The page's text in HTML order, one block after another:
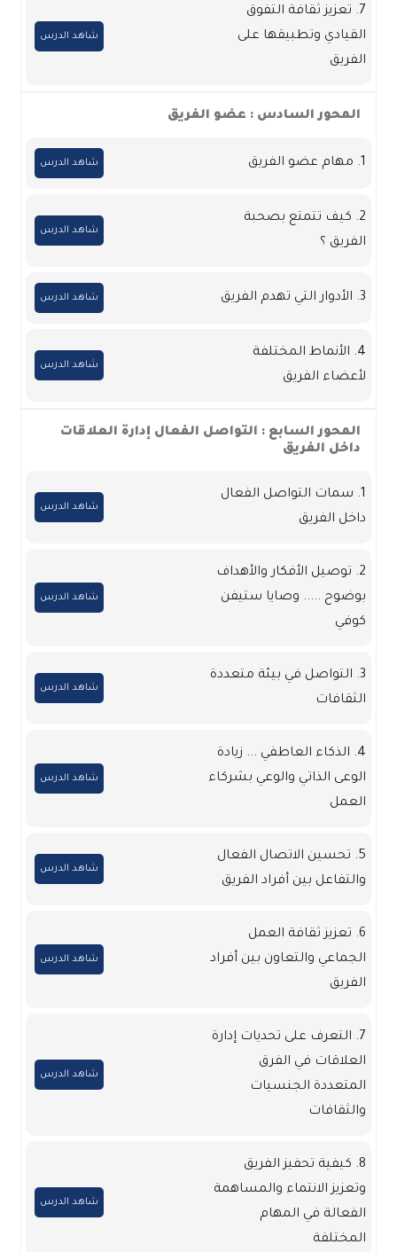
7. تعزيز ثقافة التفوق
القيادي وتطبيقها على
الفريق
شاهد الدرس
المحور السادس : عضو الفريق
شاهد الدرس
2. كيف تتمتع بصحبة
الفريق ؟
شاهد الدرس
شاهد الدرس
4. الأنماط المختلفة
لأعضاء الفريق
شاهد الدرس
المحور السابع : التواصل الفعال إدارة العلاقات
داخل الفريق
1. سمات التواصل الفعال
داخل الفريق
شاهد الدرس
2. توصيل الأفكار والأهداف
بوضوح ..... وصايا ستيفن
كوفي
شاهد الدرس
3. التواصل في بيئة متعددة
الثقافات
شاهد الدرس
4. الذكاء العاطفي ... زيادة
الوعى الذاتي والوعي بشركاء
العمل
شاهد الدرس
5. تحسين الاتصال الفعال
والتفاعل بين أفراد الفريق
شاهد الدرس
6. تعزيز ثقافة العمل
الجماعي والتعاون بين أفراد
الفريق
شاهد الدرس
7. التعرف على تحديات إدارة
العلاقات في الفرق
المتعددة الجنسيات
والثقافات
شاهد الدرس
8. كيفية تحفيز الفريق
وتعزيز الانتماء والمساهمة
الفعالة في المهام
المختلفة
شاهد الدرس